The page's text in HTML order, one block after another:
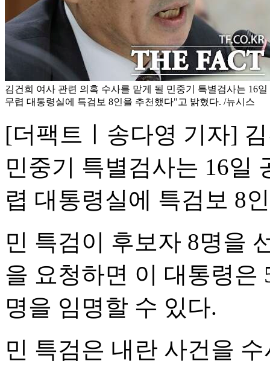
김건희 여사 관련 의혹 수사를 맡게 될 민중기 특별검사는 16
무렵 대통령실에 특검보 8인을 추천했다"고 밝혔다. /뉴시스
[더팩트ㅣ송다영 기자]
민중기 특별검사는 16일
렵 대통령실에 특검보 8
민 특검이 후보자 8명을
을 요청하면 이 대통령은
명을 임명할 수 있다.
민 특검은 내란 사건을